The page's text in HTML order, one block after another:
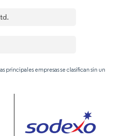
principales empresas se clasifican sin un